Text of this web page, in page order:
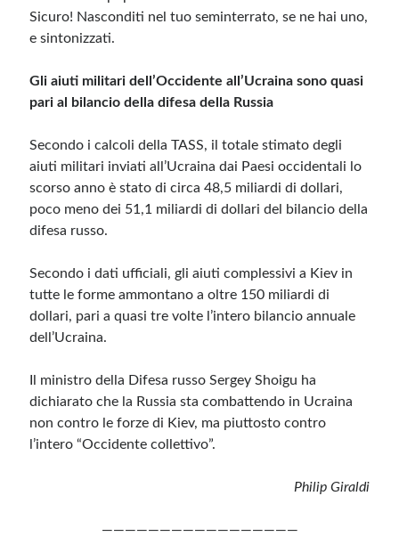
Sicuro! Nasconditi nel tuo seminterrato, se ne hai uno,
e sintonizzati.
Gli aiuti militari dell’Occidente all’Ucraina sono quasi
pari al bilancio della difesa della Russia
Secondo i calcoli della TASS, il totale stimato degli
aiuti militari inviati all’Ucraina dai Paesi occidentali lo
scorso anno è stato di circa 48,5 miliardi di dollari,
poco meno dei 51,1 miliardi di dollari del bilancio della
difesa russo.
Secondo i dati ufficiali, gli aiuti complessivi a Kiev in
tutte le forme ammontano a oltre 150 miliardi di
dollari, pari a quasi tre volte l’intero bilancio annuale
dell’Ucraina.
Il ministro della Difesa russo Sergey Shoigu ha
dichiarato che la Russia sta combattendo in Ucraina
non contro le forze di Kiev, ma piuttosto contro
l’intero “Occidente collettivo”.
Philip Giraldi
—————————————————